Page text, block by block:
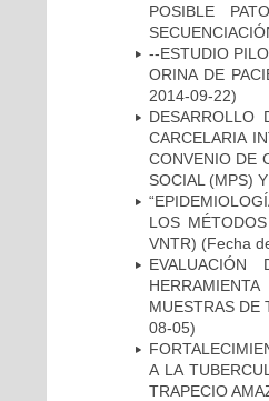
POSIBLE
--ESTUDIO
ORINA DE
2014-09-22)
CARCELARIA
CONVENIO DE
SOCIAL (MPS)
LOS
VNTR) (Fecha
MUESTRAS DE
08-05)
A LA
TRAPECIO